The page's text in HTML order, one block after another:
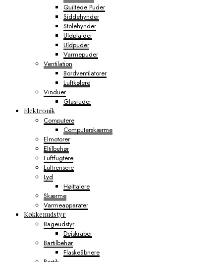
Quiltede Puder
Siddehynder
Stolehynder
Uldplaider
Uldpuder
Varmepuder
Ventilation
Bordventilatorer
Luftkølere
Vinduer
Glasruder
Elektronik
Computere
Computerskærme
Elmotorer
Eltilbehør
Luftfugtere
Luftrensere
Lyd
Højttalere
Skærme
Varmeapparater
Køkkenudstyr
Bageudstyr
Dejskraber
Bartilbehør
Flaskeåbnere